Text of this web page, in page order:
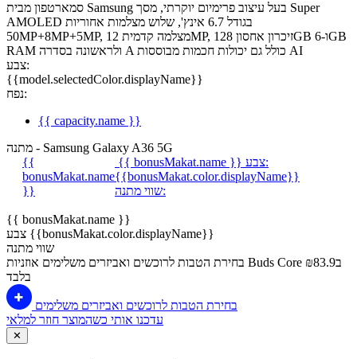
סמארטפון מבית Samsung בעל עיצוב פרימיום יוקרתי, מסך Super
AMOLED בגודל 6.7 אינץ', שלוש מצלמות אחוריות
50MP+8MP+5MP, מצלמה קדמית 12MP, זיכרון אחסון 128GB ו-6GB
RAM ולראשונה בסדרה A כולל גם יכולות חכמות מבוססות AI
צבע:
{{model.selectedColor.displayName}}
נפח:
{{ capacity.name }}
מתנה - Samsung Galaxy A36 5G
{{
bonusMakat.name
}}
{{ bonusMakat.name }}
צבע:
{{bonusMakat.color.displayName}}
שווי מתנה:
{{ bonusMakat.name }}
צבע {{bonusMakat.color.displayName}}
שווי מתנה
בחירת הטבות לרוכשים ואביזרים משלימים אוזניות Buds Core ב₪83.9
בלבד
בחירת הטבות לרוכשים ואביזרים משלימים
עדכנו אותי כשהמוצר חוזר למלאי
✕